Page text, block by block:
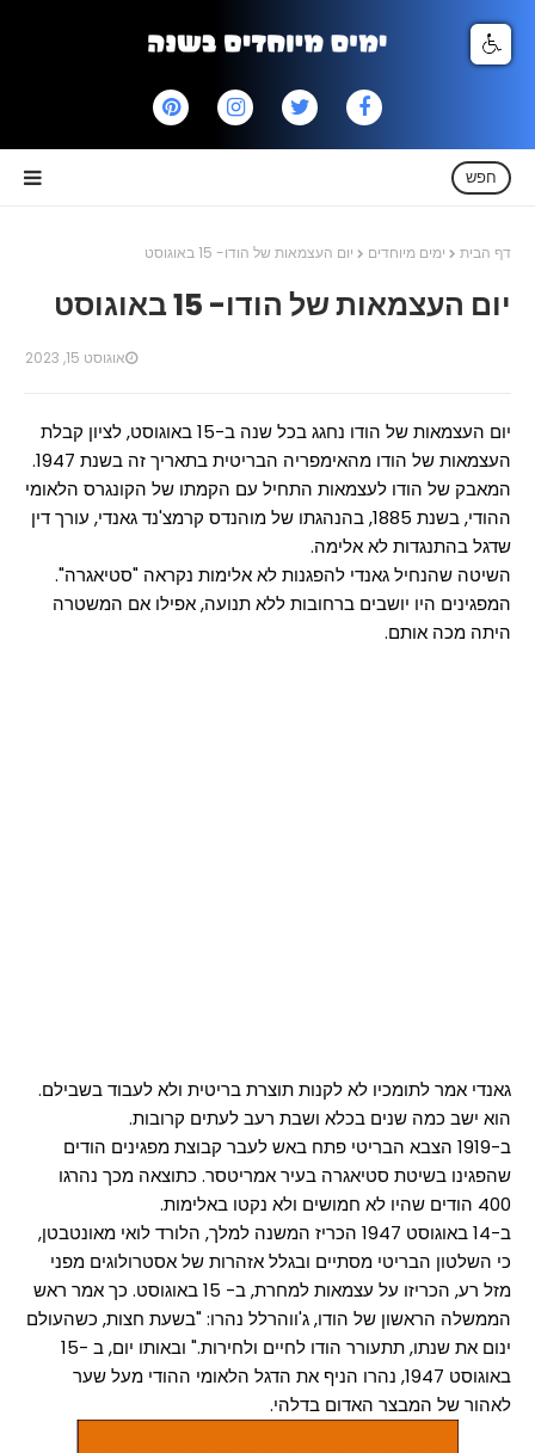
חפש
דף הבית ימים מיוחדים יום העצמאות של הודו- 15 באוגוסט
יום העצמאות של הודו- 15 באוגוסט
אוגוסט 15, 2023
יום העצמאות של הודו נחגג בכל שנה ב-15 באוגוסט, לציון קבלת
העצמאות של הודו מהאימפריה הבריטית בתאריך זה בשנת 1947.
המאבק של הודו לעצמאות התחיל עם הקמתו של הקונגרס הלאומי
ההודי, בשנת 1885, בהנהגתו של מוהנדס קרמצ'נד גאנדי, עורך דין
שדגל בהתנגדות לא אלימה.
השיטה שהנחיל גאנדי להפגנות לא אלימות נקראה "סטיאגרה".
המפגינים היו יושבים ברחובות ללא תנועה, אפילו אם המשטרה
היתה מכה אותם.
גאנדי אמר לתומכיו לא לקנות תוצרת בריטית ולא לעבוד בשבילם.
הוא ישב כמה שנים בכלא ושבת רעב לעתים קרובות.
ב-1919 הצבא הבריטי פתח באש לעבר קבוצת מפגינים הודים
שהפגינו בשיטת סטיאגרה בעיר אמריטסר. כתוצאה מכך נהרגו
400 הודים שהיו לא חמושים ולא נקטו באלימות.
ב-14 באוגוסט 1947 הכריז המשנה למלך, הלורד לואי מאונטבטן,
כי השלטון הבריטי מסתיים ובגלל אזהרות של אסטרולוגים מפני
מזל רע, הכריזו על עצמאות למחרת, ב- 15 באוגוסט. כך אמר ראש
הממשלה הראשון של הודו, ג'ווהרלל נהרו: "בשעת חצות, כשהעולם
ינום את שנתו, תתעורר הודו לחיים ולחירות." ובאותו יום, ב -15
באוגוסט 1947, נהרו הניף את הדגל הלאומי ההודי מעל שער
לאהור של המבצר האדום בדלהי.